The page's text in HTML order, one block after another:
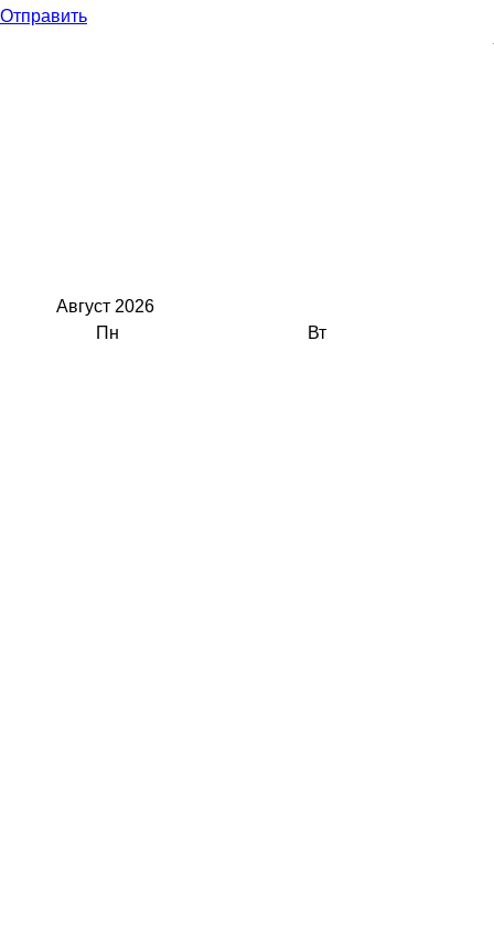
Отправить
Август 2026
Пн
Вт